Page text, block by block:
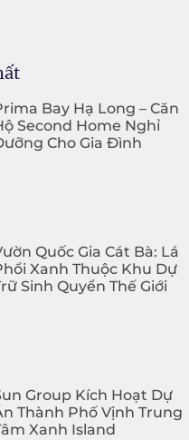
Bay Hạ Long – Căn
Second Home Nghỉ
Cho Gia Đình
Quốc Gia Cát Bà: Lá
Xanh Thuộc Khu Dự
Sinh Quyển Thế Giới
Group Kích Hoạt Dự
Thành Phố Vịnh Trung
Xanh Island